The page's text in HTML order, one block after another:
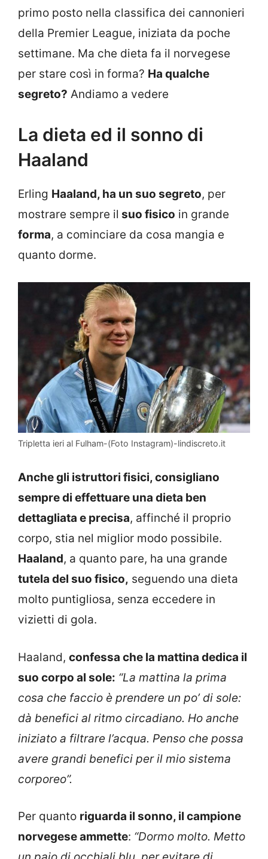
primo posto nella classifica dei cannonieri
della Premier League, iniziata da poche
settimane. Ma che dieta fa il norvegese
per stare così in forma? Ha qualche
segreto? Andiamo a vedere
La dieta ed il sonno di
Haaland
Erling Haaland, ha un suo segreto, per
mostrare sempre il suo fisico in grande
forma, a cominciare da cosa mangia e
quanto dorme.
Tripletta ieri al Fulham-(Foto Instagram)-lindiscreto.it
Anche gli istruttori fisici, consigliano
sempre di effettuare una dieta ben
dettagliata e precisa, affinché il proprio
corpo, stia nel miglior modo possibile.
Haaland, a quanto pare, ha una grande
tutela del suo fisico, seguendo una dieta
molto puntigliosa, senza eccedere in
vizietti di gola.
Haaland, confessa che la mattina dedica il
suo corpo al sole: “La mattina la prima
cosa che faccio è prendere un po’ di sole:
dà benefici al ritmo circadiano. Ho anche
iniziato a filtrare l’acqua. Penso che possa
avere grandi benefici per il mio sistema
corporeo”.
Per quanto riguarda il sonno, il campione
norvegese ammette: “Dormo molto. Metto